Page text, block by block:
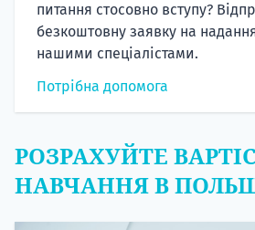
питання стосовно вступу?
безкоштовну заявку на
нашими спеціалістами.
Потрібна допомога
РОЗРАХУЙТЕ
НАВЧАННЯ В